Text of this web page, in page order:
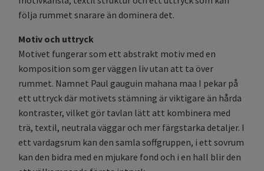
följa rummet snarare än dominera det.
Motiv och uttryck
Motivet fungerar som ett abstrakt motiv med en
komposition som ger väggen liv utan att ta över
rummet. Namnet Paul gauguin mahana maa I pekar på
ett uttryck där motivets stämning är viktigare än hårda
kontraster, vilket gör tavlan lätt att kombinera med
trä, textil, neutrala väggar och mer färgstarka detaljer. I
ett vardagsrum kan den samla soffgruppen, i ett sovrum
kan den bidra med en mjukare fond och i en hall blir den